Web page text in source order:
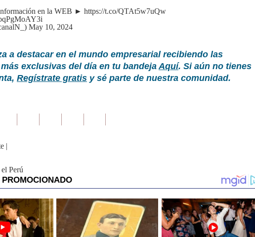
en la WEB ► https://t.co/QTAt5w7uQw
May 10, 2024
a destacar en el mundo empresarial recibiendo las
exclusivas del día en tu bandejaAquí. Si aún no tienes
Regístrate gratis y sé parte de nuestra comunidad.
|
Perú